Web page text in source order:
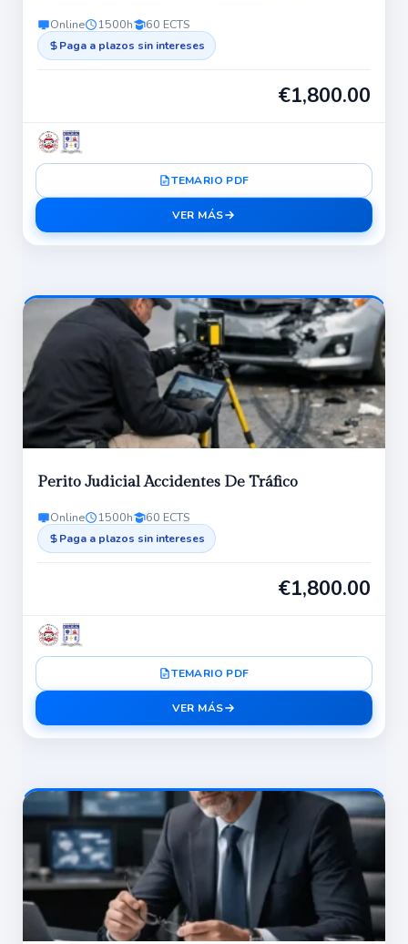
Online 1500h 60 ECTS
Paga a plazos sin intereses
€1,800.00
TEMARIO PDF
VER MÁS
Perito Judicial Accidentes De Tráfico
Online 1500h 60 ECTS
Paga a plazos sin intereses
€1,800.00
TEMARIO PDF
VER MÁS